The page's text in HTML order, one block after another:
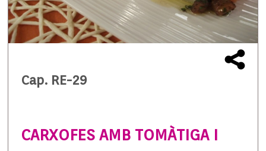
Cap. RE-29
CARXOFES AMB TOMÀTIGA I